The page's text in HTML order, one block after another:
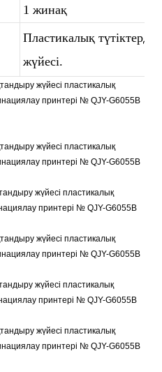
1 жинақ
Пластикалық түтіктерді
жүйесі.